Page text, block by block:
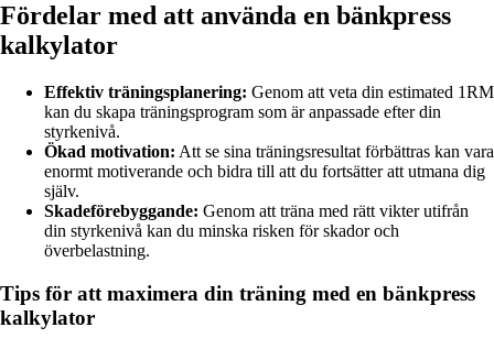
Fördelar med att använda en bänkpress
kalkylator
Effektiv träningsplanering: Genom att veta din estimated 1RM
kan du skapa träningsprogram som är anpassade efter din
styrkenivå.
Ökad motivation: Att se sina träningsresultat förbättras kan vara
enormt motiverande och bidra till att du fortsätter att utmana dig
själv.
Skadeförebyggande: Genom att träna med rätt vikter utifrån
din styrkenivå kan du minska risken för skador och
överbelastning.
Tips för att maximera din träning med en bänkpress
kalkylator